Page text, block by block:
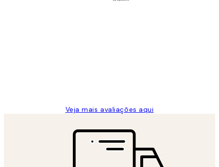
Veja mais avaliações aqui